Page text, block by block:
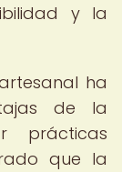
y la
ha
de la
prácticas
que la